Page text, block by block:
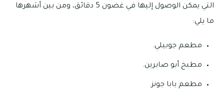
التي يمكن الوصول إليها في غضون 5 دقائق، ومن بين أشهرها
ما يلي:
مطعم جوبيلي.
مطبخ أبو صابرين.
مطعم بابا جونز.